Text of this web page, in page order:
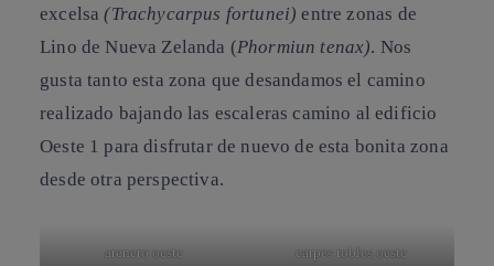
excelsa (Trachycarpus fortunei)entre zonas de
Lino de Nueva Zelanda (Phormiun tenax). Nos
gusta tanto esta zona que desandamos el camino
realizado bajando las escaleras camino al edificio
Oeste 1 para disfrutar de nuevo de esta bonita zona
desde otra perspectiva.
arenero oeste carpes robles oeste